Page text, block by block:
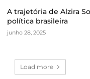
A trajetória de Alzira
política brasileira
junho 28, 2025
Load more